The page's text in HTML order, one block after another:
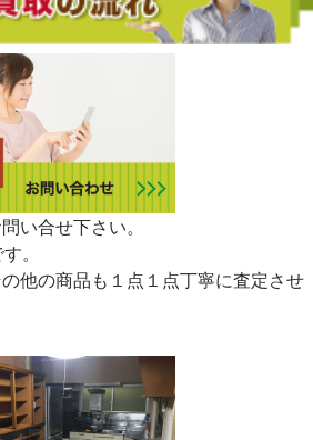
い合せ下さい。
。
他の商品も１点１点丁寧に査定させ